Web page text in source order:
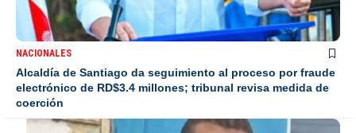
NACIONALES
Alcaldía de Santiago da seguimiento al proceso por fraude
electrónico de RD$3.4 millones; tribunal revisa medida de
coerción